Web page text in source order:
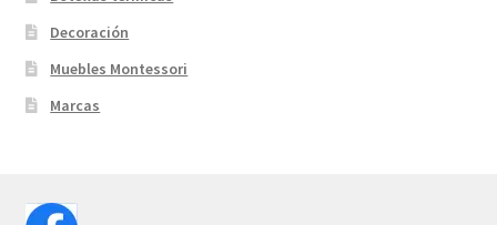
Decoración
Muebles Montessori
Marcas